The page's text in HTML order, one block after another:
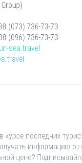
(073) 736-73-73
(096) 736-73-73
sea.travel
курсе последних
информацию о
цене?